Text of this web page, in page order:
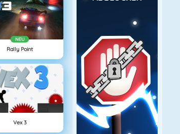
NEU
Rally Point
Vex 3